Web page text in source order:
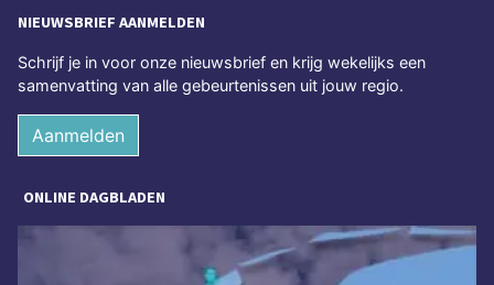
NIEUWSBRIEF AANMELDEN
Schrijf je in voor onze nieuwsbrief en krijg wekelijks een
samenvatting van alle gebeurtenissen uit jouw regio.
Aanmelden
ONLINE DAGBLADEN